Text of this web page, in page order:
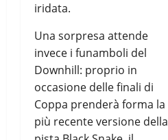
iridata.
Una sorpresa attende
invece i funamboli del
Downhill: proprio in
occasione delle finali di
Coppa prenderà forma la
più recente versione della